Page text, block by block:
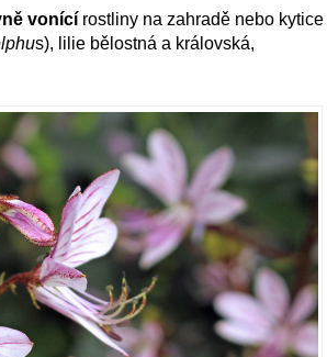
vonící rostliny na zahradě nebo kytice
s), lilie bělostná a královská,